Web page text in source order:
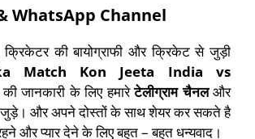
WhatsApp Channel
की बायोग्राफी और क्रिकेट से जुड़ी
Match Kon Jeeta India vs
जानकारी के लिए हमारेटेलीग्राम चैनलऔर
और अपने दोस्तों के साथ शेयर कर सकते है
और प्यार देने के लिए बहुत – बहुत धन्यवाद।